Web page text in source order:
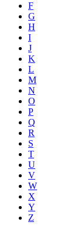
F
G
H
I
J
K
L
M
N
O
P
Q
R
S
T
U
V
W
X
Y
Z